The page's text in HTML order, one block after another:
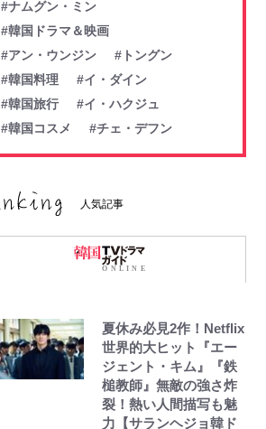
#ナムグン・ミン
#韓国ドラマ＆映画
#アン・ウンジン
#トングン
#韓国料理
#イ・ダイン
#韓国旅行
#イ・ハクジュ
#韓国コスメ
#チェ・デフン
人気記事
夏休み必見2作！Netflix
世界的大ヒット『エー
ジェント・キム』『鉄
槌教師』無敵の強さ炸
裂！熱い人間描写も魅
力【サランヘジョ韓ド